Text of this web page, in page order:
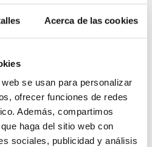
Acerca de las cookies
se usan para personalizar
ofrecer funciones de redes
Además, compartimos
haga del sitio web con
sociales, publicidad y análisis
tres, con el hashtag
para poder ser uno de
es la variante de
la gama, que cuenta
de potencia y 160 Nm
una batería de iones de